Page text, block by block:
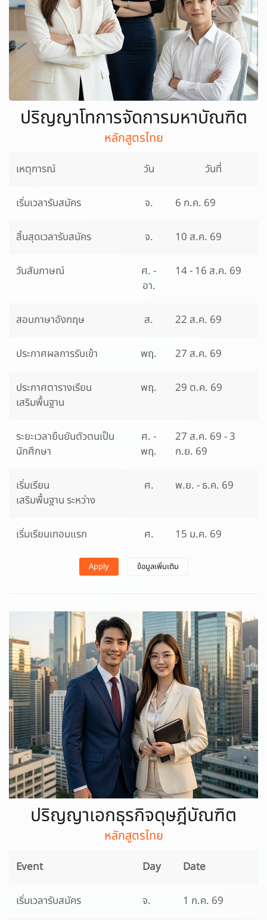
ปริญญาโทการจัดการมหาบัณฑิต
หลักสูตรไทย
เหตุการณ์ วัน วันที่
เริ่มเวลารับสมัคร จ. 6 ก.ค. 69
สิ้นสุดเวลารับสมัคร จ. 10 ส.ค. 69
วันสัมภาษณ์
ศ. -
อา.
14 - 16 ส.ค. 69
สอบภาษาอังกฤษ ส. 22 ส.ค. 69
ประกาศผลการรับเข้า พฤ. 27 ส.ค. 69
ประกาศตารางเรียน
เสริมพื้นฐาน
พฤ. 29 ต.ค. 69
ระยะเวลายืนยันตัวตนเป็น
นักศึกษา
ศ. -
พฤ.
27 ส.ค. 69 - 3
ก.ย. 69
เริ่มเรียน
เสริมพื้นฐาน ระหว่าง
ศ. พ.ย. - ธ.ค. 69
เริ่มเรียนเทอมแรก ศ. 15 ม.ค. 69
Apply ข้อมูลเพิ่มเติม
ปริญญาเอกธุรกิจดุษฎีบัณฑิต
หลักสูตรไทย
Event Day Date
เริ่มเวลารับสมัคร จ. 1 ก.ค. 69